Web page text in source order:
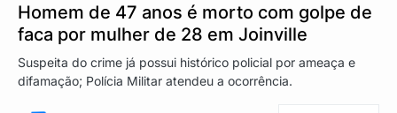
Homem de 47 anos é morto com golpe de
faca por mulher de 28 em Joinville
Suspeita do crime já possui histórico policial por ameaça e
difamação; Polícia Militar atendeu a ocorrência.